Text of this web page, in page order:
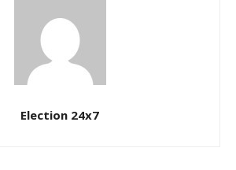
Election 24x7